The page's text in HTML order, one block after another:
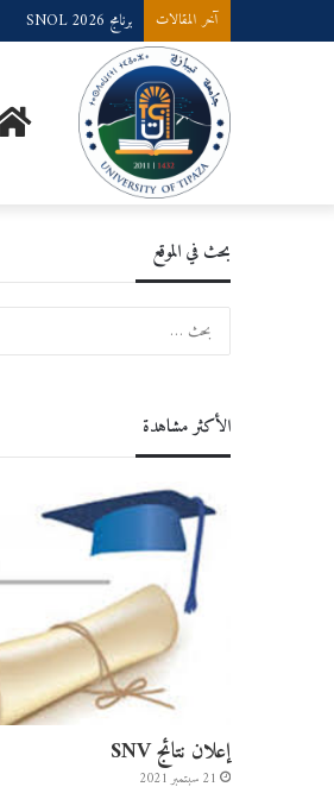
آخر المقالات برنامج SNOL 2026
بحث في الموقع
الأكثر مشاهدة
إعلان نتائج SNV
21 سبتمبر 2021